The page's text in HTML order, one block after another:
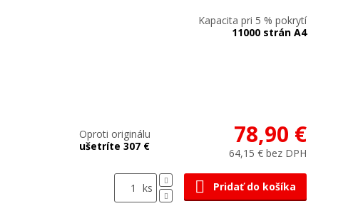
Kapacita pri 5 % pokrytí
11000 strán A4
Oproti originálu
ušetríte 307 €
78,90 €
64,15 € bez DPH
ks Pridať do košíka